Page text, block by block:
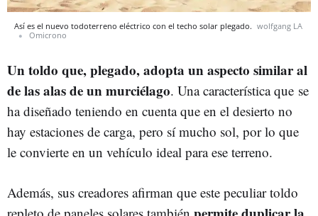
Así es el nuevo todoterreno eléctrico con el techo solar plegado. wolfgang LA
Omicrono
Un toldo que, plegado, adopta un aspecto similar al
de las alas de un murciélago. Una característica que se
ha diseñado teniendo en cuenta que en el desierto no
hay estaciones de carga, pero sí mucho sol, por lo que
le convierte en un vehículo ideal para ese terreno.
Además, sus creadores afirman que este peculiar toldo